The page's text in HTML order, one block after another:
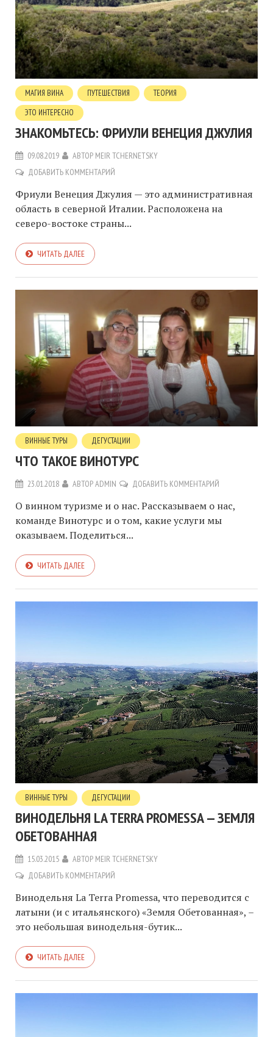
МАГИЯ ВИНА ПУТЕШЕСТВИЯ
ТЕОРИЯ
ЭТО ИНТЕРЕСНО
ЗНАКОМЬТЕСЬ: ФРИУЛИ ВЕНЕЦИЯ ДЖУЛИЯ
09.08.2019 АВТОР MEIR TCHERNETSKY
ДОБАВИТЬ КОММЕНТАРИЙ
Фриули Венеция Джулия — это административная
область в северной Италии. Расположена на
северо-востоке страны...
ЧИТАТЬ ДАЛЕЕ
ВИННЫЕ ТУРЫ ДЕГУСТАЦИИ
ЧТО ТАКОЕ ВИНОТУРС
23.01.2018 АВТОРADMIN ДОБАВИТЬ КОММЕНТАРИЙ
О винном туризме и о нас. Рассказываем о нас,
команде Винотурс и о том, какие услуги мы
оказываем. Поделиться...
ЧИТАТЬ ДАЛЕЕ
ВИННЫЕ ТУРЫ ДЕГУСТАЦИИ
ВИНОДЕЛЬНЯ LA TERRA PROMESSA — ЗЕМЛЯ
ОБЕТОВАННАЯ
15.03.2015 АВТОР MEIR TCHERNETSKY
ДОБАВИТЬ КОММЕНТАРИЙ
Винодельня La Terra Promessa, что переводится с
латыни (и с итальянского) «Земля Обетованная», –
это небольшая винодельня-бутик...
ЧИТАТЬ ДАЛЕЕ